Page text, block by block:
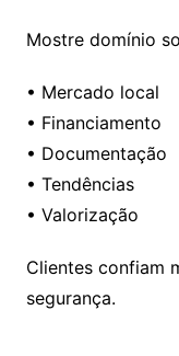
Mostre domínio
• Mercado local
• Financiamento
• Documentação
• Tendências
• Valorização
Clientes confiam
segurança.